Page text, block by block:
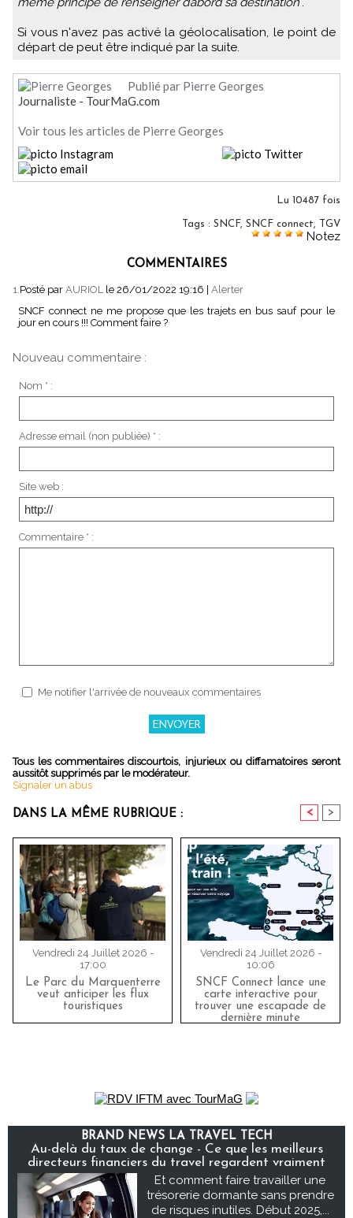
Si vous n'avez pas activé la géolocalisation, le point de
départ de peut être indiqué par la suite.
Publié par Pierre Georges
Journaliste - TourMaG.com
Voir tous les articles de Pierre Georges
Lu 10487 fois
Tags : SNCF, SNCF connect, TGV
Notez
COMMENTAIRES
1. Posté par AURIOL le 26/01/2022 19:16
Alerter
SNCF connect ne me propose que les trajets en bus sauf pour le
jour en cours !!! Comment faire ?
Nouveau commentaire :
Nom * :
Adresse email (non publiée) * :
Site web :
Commentaire * :
Me notifier l'arrivée de nouveaux commentaires
Tous les commentaires discourtois, injurieux ou diffamatoires seront
aussitôt supprimés par le modérateur.
Signaler un abus
DANS LA MÊME RUBRIQUE : < >
Vendredi 24 Juillet 2026 -
17:00
Le Parc du Marquenterre
veut anticiper les flux
touristiques
Vendredi 24 Juillet 2026 -
10:06
SNCF Connect lance une
carte interactive pour
trouver une escapade de
dernière minute
BRAND NEWS LA TRAVEL TECH
Au-delà du taux de change - Ce que les meilleurs
directeurs financiers du travel regardent vraiment
Et comment faire travailler une
trésorerie dormante sans prendre
de risques inutiles. Début 2025,...